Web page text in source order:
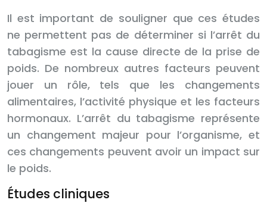
Il est important de souligner que ces études
ne permettent pas de déterminer si l’arrêt du
tabagisme est la cause directe de la prise de
poids. De nombreux autres facteurs peuvent
jouer un rôle, tels que les changements
alimentaires, l’activité physique et les facteurs
hormonaux. L’arrêt du tabagisme représente
un changement majeur pour l’organisme, et
ces changements peuvent avoir un impact sur
le poids.
Études cliniques